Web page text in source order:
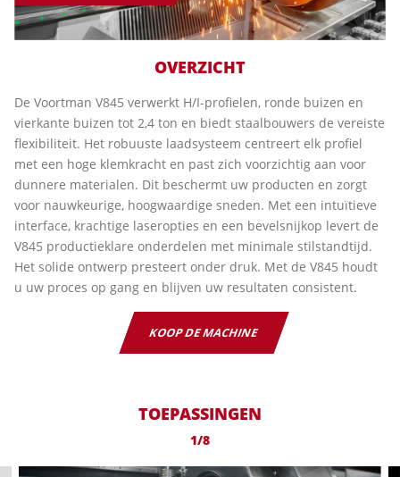
OVERZICHT
De Voortman V845 verwerkt H/I-profielen, ronde buizen en
vierkante buizen tot 2,4 ton en biedt staalbouwers de vereiste
flexibiliteit. Het robuuste laadsysteem centreert elk profiel
met een hoge klemkracht en past zich voorzichtig aan voor
dunnere materialen. Dit beschermt uw producten en zorgt
voor nauwkeurige, hoogwaardige sneden. Met een intuïtieve
interface, krachtige laseropties en een bevelsnijkop levert de
V845 productieklare onderdelen met minimale stilstandtijd.
Het solide ontwerp presteert onder druk. Met de V845 houdt
u uw proces op gang en blijven uw resultaten consistent.
KOOP DE MACHINE
TOEPASSINGEN
1/8